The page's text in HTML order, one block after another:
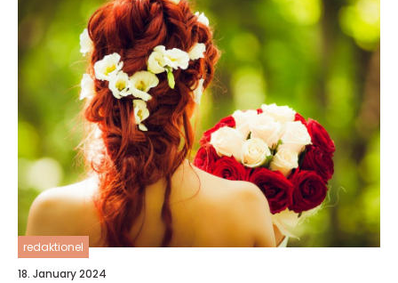
redaktionel
18. January 2024